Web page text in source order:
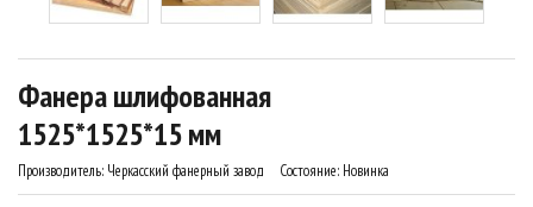
Фанера шлифованная
1525*1525*15 мм
Производитель: Черкасский фанерный завод Состояние: Новинка